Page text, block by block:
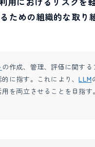
ための組織的な取り
の作成、管理、評価に関する
的に指す。これにより、LLM
を両立させることを目指す。